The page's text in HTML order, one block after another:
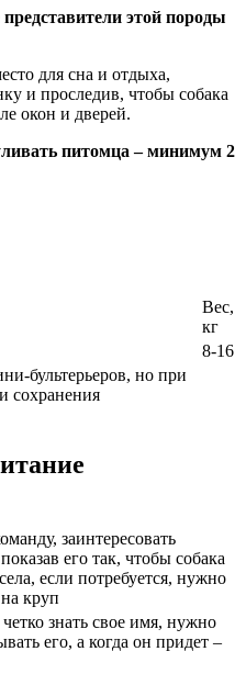
этой породы
для сна и отдыха,
и проследив, чтобы собака
окон и дверей.
питомца – минимум 2
Вес,
кг
8-16
бультерьеров, но при
сохранения
заинтересовать
его так, чтобы собака
если потребуется, нужно
круп
знать свое имя, нужно
его, а когда он придет –